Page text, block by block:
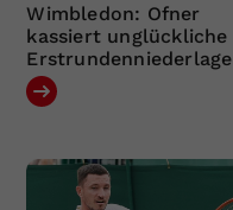
Wimbledon: Ofner
kassiert unglückliche
Erstrundenniederlage